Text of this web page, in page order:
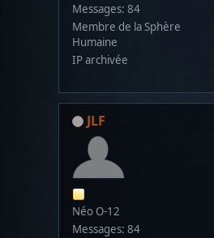
Messages: 84
Membre de la Sphère
Humaine
IP archivée
JLF
Néo O-12
Messages: 84